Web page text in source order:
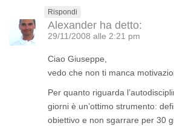
Rispondi
Alexander ha detto:
29/11/2008 alle 2:21 pm
Ciao Giuseppe,
vedo che non ti manca
Per quanto riguarda
giorni è un’ottimo strumento:
obiettivo e non sgarrare per 30